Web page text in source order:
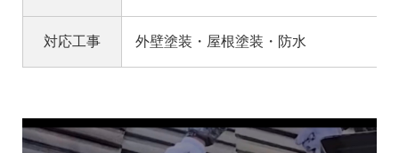
対応工事 外壁塗装・屋根塗装・防水